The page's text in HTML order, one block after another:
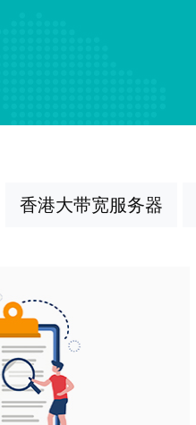
香港大带宽服务器